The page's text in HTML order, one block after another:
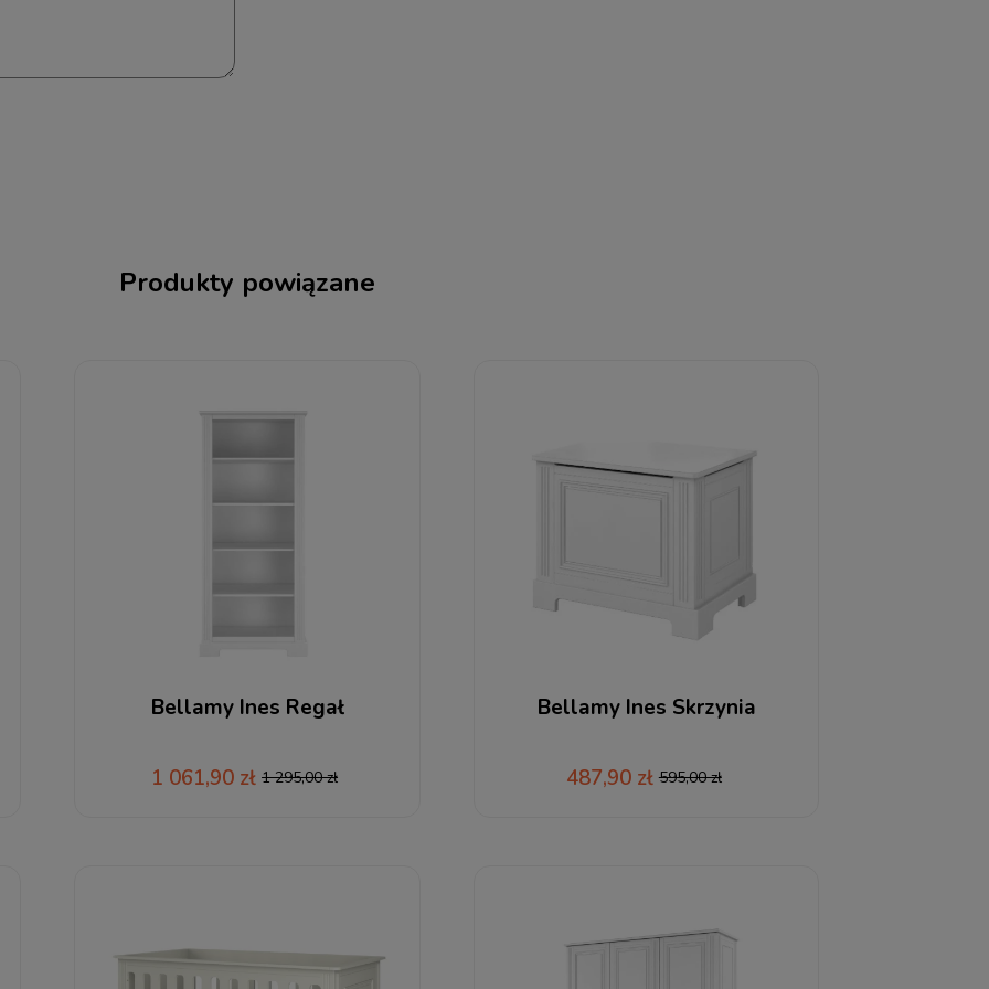
Produkty powiązane
Bellamy Ines Regał
1 061,90 zł 1 295,00 zł
Bellamy Ines Skrzynia
487,90 zł 595,00 zł